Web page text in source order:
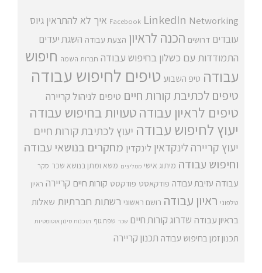
Facebook LinkedIn Networking איך לא להתראין גיוס
עובדים דרושים הכנה לראיון הצעת עבודה השגת יעדים
התמודדות עם כשלון בחיפוש עבודה חברות השמה חיפוש
עבודה טיפ השבוע טיפים לחיפוש עבודה
טיפים לכתיבת קורות חיים טיפים לניהול קריירה
טיפים לראיון עבודהטעויות בחיפוש עבודה
יעוץ לחיפוש עבודה יעוץ לכתיבת קורות חיים
יעוץ קריירה לינקדאין לינקדין מחקרים בנושאי עבודה
וחיפוש עבודה מיתוג אישי ממליצים משא ומתן בנושא שכר סקר
עבודה עזיבת עבודה פודקאסט פודקסט קורות חיים קריירה ראיון
טלפוני ראיון עבודה רושם ראשוני רשתות חברתיות שאלות
בראיון עבודה שדרוג קורות חיים שכר שפת גוף תוכנות סינון אוטומטיות
תכנון זמן בחיפוש עבודה תכנון קריירה